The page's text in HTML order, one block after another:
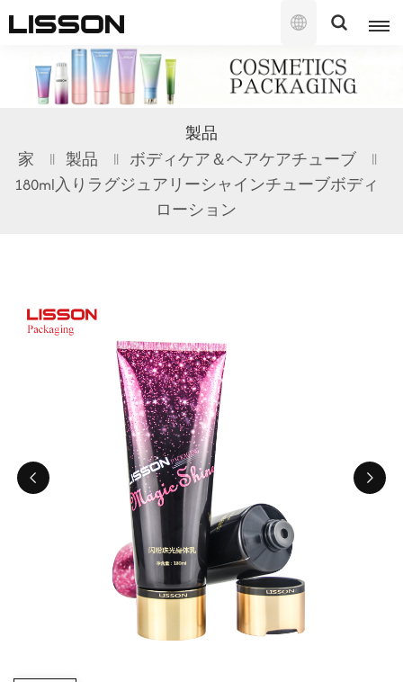
語
English
français
русский
日本語
한국의
ไทย
Tiếng việt
製品
家 製品
ボディケア＆ヘアケアチューブ
180ml入りラグジュアリーシャインチューブボディ
ローション